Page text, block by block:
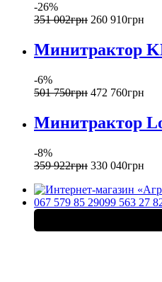
-26%
351 002грн 260 910грн
Минитрактор
-6%
501 750грн 472 760грн
Минитрактор
-8%
359 922грн 330 040грн
067 579 85 29099 563 27